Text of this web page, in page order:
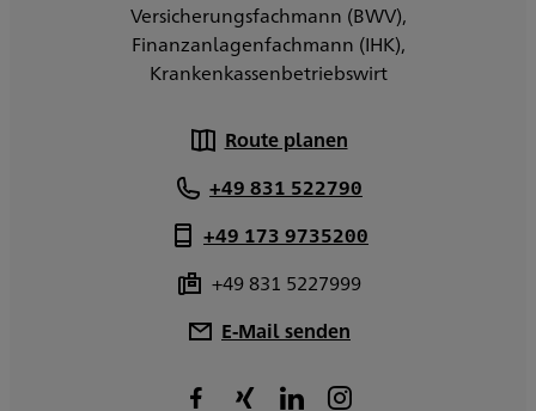
Versicherungsfachmann (BWV),
Finanzanlagenfachmann (IHK),
Krankenkassenbetriebswirt
Route planen
+49 831 522790
+49 173 9735200
+49 831 5227999
E-Mail senden